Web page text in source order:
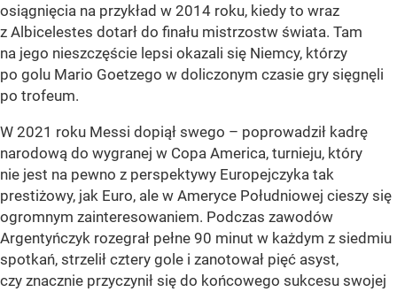
osiągnięcia na przykład w 2014 roku, kiedy to wraz
z Albicelestes dotarł do finału mistrzostw świata. Tam
na jego nieszczęście lepsi okazali się Niemcy, którzy
po golu Mario Goetzego w doliczonym czasie gry sięgnęli
po trofeum.
W 2021 roku Messi dopiął swego – poprowadził kadrę
narodową do wygranej w Copa America, turnieju, który
nie jest na pewno z perspektywy Europejczyka tak
prestiżowy, jak Euro, ale w Ameryce Południowej cieszy się
ogromnym zainteresowaniem. Podczas zawodów
Argentyńczyk rozegrał pełne 90 minut w każdym z siedmiu
spotkań, strzelił cztery gole i zanotował pięć asyst,
czy znacznie przyczynił się do końcowego sukcesu swojej